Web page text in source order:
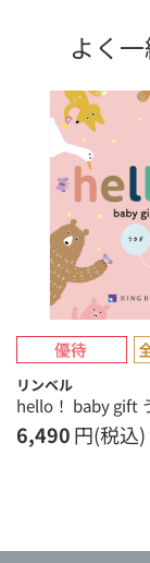
よく
リンベル
hello！ baby gift
6,490円(税込)